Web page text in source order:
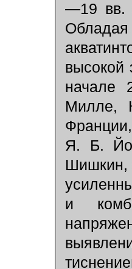
—19 вв.
Обладая
высокой
начале
Милле,
Я. Б.
Шишкин,
и